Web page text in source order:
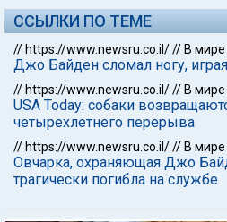
ССЫЛКИ ПО ТЕМЕ
// https://www.newsru.co.il/// В мире
Джо Байден сломал ногу,
// https://www.newsru.co.il/// В мире
USA Today: собаки
четырехлетнего перерыва
// https://www.newsru.co.il/// В мире
Овчарка, охраняющая Джо
трагически погибла на службе